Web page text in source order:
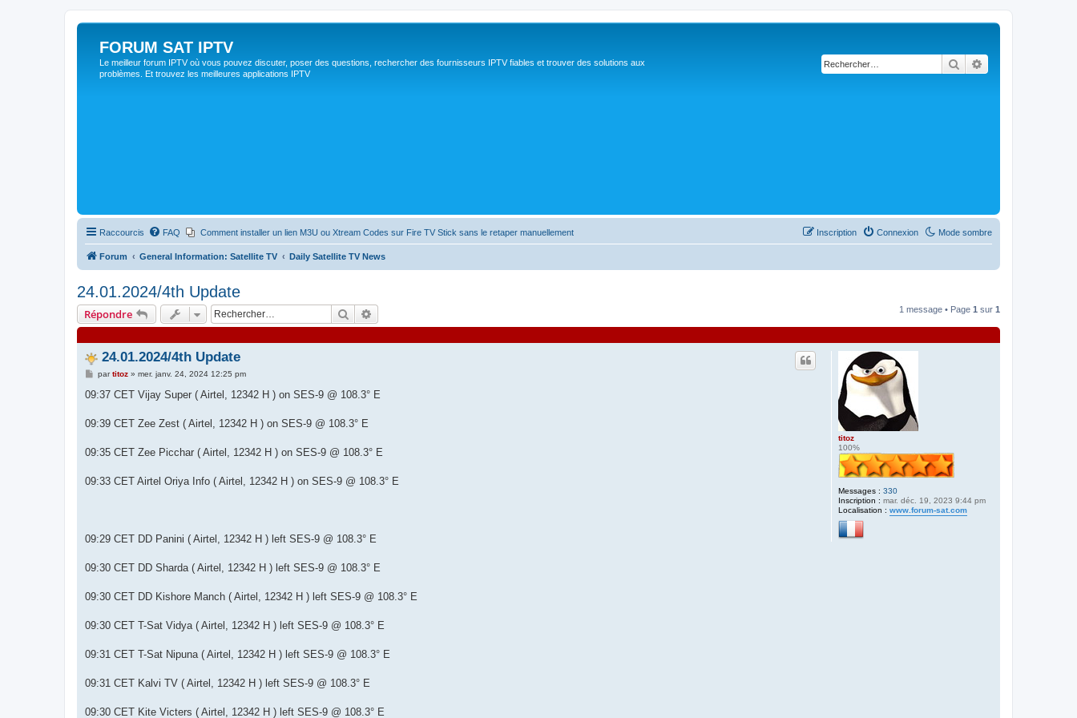
FORUM SAT IPTV
Le meilleur forum IPTV où vous pouvez discuter, poser des questions, rechercher des fournisseurs IPTV fiables et trouver des solutions aux
problèmes. Et trouvez les meilleures applications IPTV
Rechercher
Raccourcis Mode sombre
FAQ Comment installer un lien M3U ou Xtream Codes sur Fire TV Stick sans le retaper manuellement Connexion
Inscription
Forum General Information: Satellite TV Daily Satellite TV News
24.01.2024/4th Update
Répondre Rechercher 1 message • Page 1 sur 1
titoz
100%
Messages : 330
Inscription : mar. déc. 19, 2023 9:44 pm
Localisation : www.forum-sat.com
24.01.2024/4th Update
M
s
g
partitoz» mer. janv. 24, 2024 12:25 pm
09:37 CET Vijay Super ( Airtel, 12342 H ) on SES-9 @ 108.3° E
09:39 CET Zee Zest ( Airtel, 12342 H ) on SES-9 @ 108.3° E
09:35 CET Zee Picchar ( Airtel, 12342 H ) on SES-9 @ 108.3° E
09:33 CET Airtel Oriya Info ( Airtel, 12342 H ) on SES-9 @ 108.3° E
09:29 CET DD Panini ( Airtel, 12342 H ) left SES-9 @ 108.3° E
09:30 CET DD Sharda ( Airtel, 12342 H ) left SES-9 @ 108.3° E
09:30 CET DD Kishore Manch ( Airtel, 12342 H ) left SES-9 @ 108.3° E
09:30 CET T-Sat Vidya ( Airtel, 12342 H ) left SES-9 @ 108.3° E
09:31 CET T-Sat Nipuna ( Airtel, 12342 H ) left SES-9 @ 108.3° E
09:31 CET Kalvi TV ( Airtel, 12342 H ) left SES-9 @ 108.3° E
09:30 CET Kite Victers ( Airtel, 12342 H ) left SES-9 @ 108.3° E